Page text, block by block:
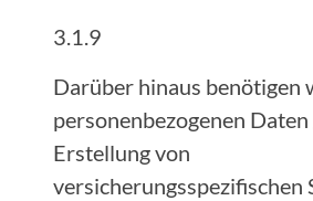
3.1.9
Darüber hinaus benötigen
personenbezogenen Daten
Erstellung von
versicherungsspezifischen